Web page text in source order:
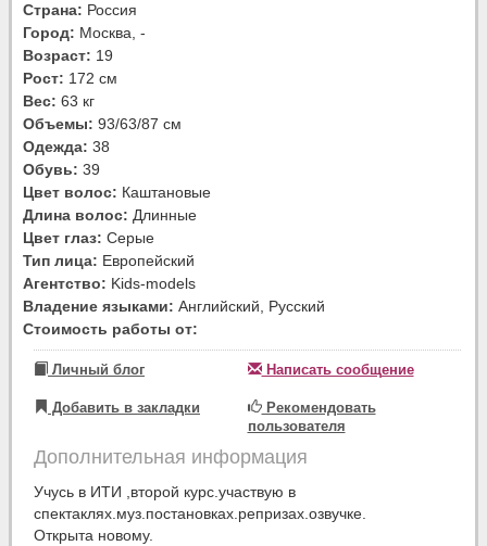
Страна: Россия
Город: Москва, -
Возраст: 19
Рост: 172 см
Вес: 63 кг
Объемы: 93/63/87 см
Одежда: 38
Обувь: 39
Цвет волос: Каштановые
Длина волос: Длинные
Цвет глаз: Серые
Тип лица: Европейский
Агентство: Kids-models
Владение языками: Английский, Русский
Стоимость работы от:
Личный блог Написать сообщение
Добавить в закладки
Рекомендовать
пользователя
Дополнительная информация
Учусь в ИТИ ,второй курс.участвую в
спектаклях.муз.постановках.репризах.озвучке.
Открыта новому.